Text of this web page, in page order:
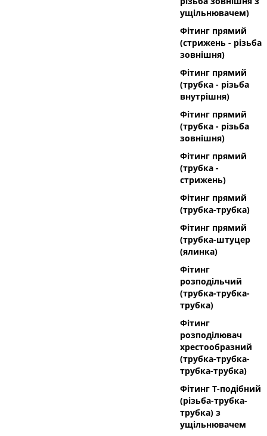
ущільнювачем)
Фітинг прямий
(стрижень - різьба
зовнішня)
Фітинг прямий
(трубка - різьба
внутрішня)
Фітинг прямий
(трубка - різьба
зовнішня)
Фітинг прямий
(трубка -
стрижень)
Фітинг прямий
(трубка-трубка)
Фітинг прямий
(трубка-штуцер
(ялинка)
Фітинг
розподільчий
(трубка-трубка-
трубка)
Фітинг
розподілювач
хрестообразний
(трубка-трубка-
трубка-трубка)
Фітинг Т-подібний
(різьба-трубка-
трубка) з
ущільнювачем